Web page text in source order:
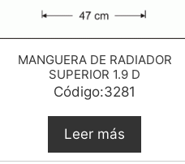
MANGUERA DE RADIADOR
SUPERIOR 1.9 D
Código:3281
Leer más